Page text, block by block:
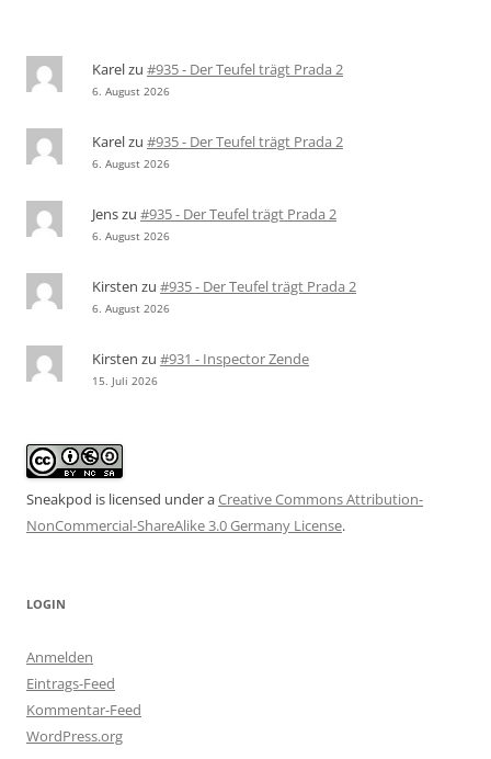
Karelzu #935 - Der Teufel trägt Prada 2
6. August 2026
Karelzu #935 - Der Teufel trägt Prada 2
6. August 2026
Jenszu #935 - Der Teufel trägt Prada 2
6. August 2026
Kirsten zu #935 - Der Teufel trägt Prada 2
6. August 2026
Kirsten zu #931 - Inspector Zende
15. Juli 2026
Sneakpod is licensed under aCreative Commons Attribution-
NonCommercial-ShareAlike 3.0 Germany License.
LOGIN
Anmelden
Eintrags-Feed
Kommentar-Feed
WordPress.org